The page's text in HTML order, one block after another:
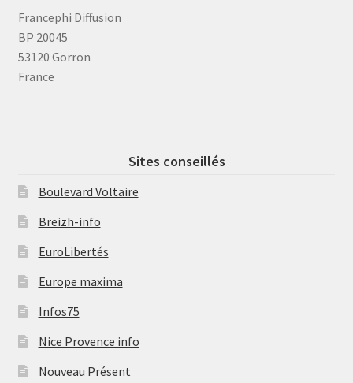
Francephi Diffusion
BP 20045
53120 Gorron
France
Sites conseillés
Boulevard Voltaire
Breizh-info
EuroLibertés
Europe maxima
Infos75
Nice Provence info
Nouveau Présent